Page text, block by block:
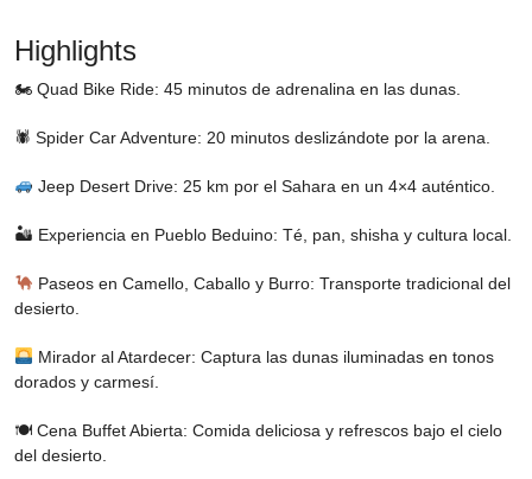
Highlights
🏍 Quad Bike Ride: 45 minutos de adrenalina en las dunas.
🕷 Spider Car Adventure: 20 minutos deslizándote por la arena.
Jeep Desert Drive: 25 km por el Sahara en un 4×4 auténtico.
🏜 Experiencia en Pueblo Beduino: Té, pan, shisha y cultura local.
Paseos en Camello, Caballo y Burro: Transporte tradicional del
desierto.
Mirador al Atardecer: Captura las dunas iluminadas en tonos
dorados y carmesí.
🍽 Cena Buffet Abierta: Comida deliciosa y refrescos bajo el cielo
del desierto.